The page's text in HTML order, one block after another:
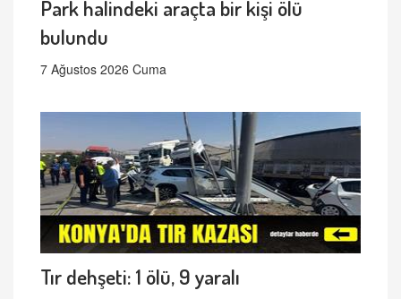
Park halindeki araçta bir kişi ölü
bulundu
7 Ağustos 2026 Cuma
Tır dehşeti: 1 ölü, 9 yaralı